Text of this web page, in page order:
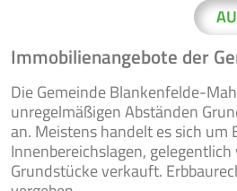
WO
Immobilienangebote der
Die Gemeinde Blankenfelde-
unregelmäßigen Abständen
an. Meistens handelt es sich um
Innenbereichslagen,
Grundstücke verkauft.